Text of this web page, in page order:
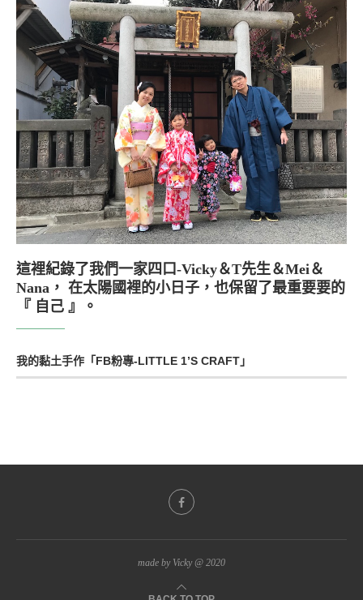
這裡紀錄了我們一家四口-Vicky＆T先生＆Mei＆
Nana， 在太陽國裡的小日子，也保留了最重要要的
『 自己 』。
我的黏土手作「FB粉專-LITTLE 1’S CRAFT」
made by Vicky @ 2020